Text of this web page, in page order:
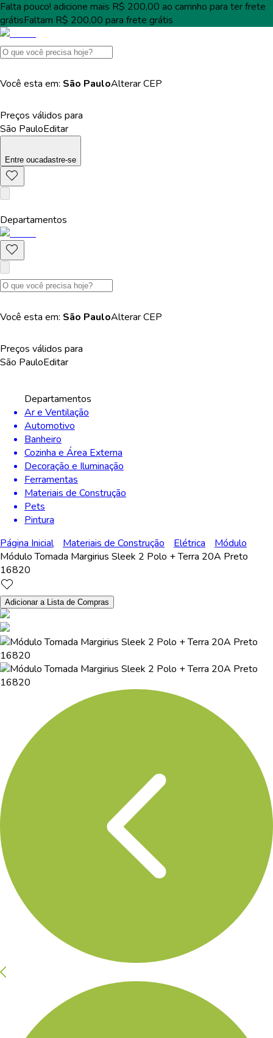
Falta pouco! adicione mais R$ 200,00 ao carrinho para terfrete
grátisFaltam R$ 200,00 para frete grátis
Você esta em: São PauloAlterarCEP
Preços válidos para
São PauloEditar
Entre oucadastre-se
Departamentos
Você esta em: São PauloAlterarCEP
Preços válidos para
São PauloEditar
Departamentos
Ar e Ventilação
Automotivo
Banheiro
Cozinha e Área Externa
Decoração e Iluminação
Ferramentas
Materiais de Construção
Pets
Pintura
Página Inicial
Materiais de Construção Elétrica
Módulo
Módulo Tomada Margirius Sleek 2 Polo + Terra 20A Preto
16820
Adicionar a Lista de Compras